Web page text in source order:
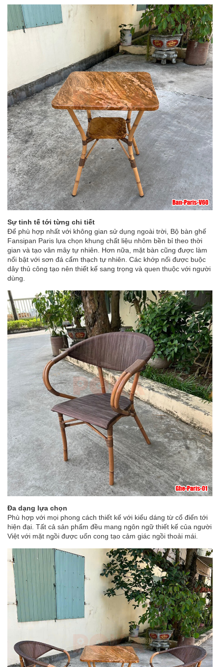
Sự tinh tế tới từng chi tiết
Để phù hợp nhất với không gian sử dụng ngoài trời, Bộ bàn ghế
Fansipan Paris lựa chọn khung chất liệu nhôm bền bỉ theo thời
gian và tạo vân mây tự nhiên. Hơn nữa, mặt bàn cũng được làm
nổi bật với sơn đá cẩm thạch tự nhiên. Các khớp nối được buộc
dây thủ công tạo nên thiết kế sang trọng và quen thuộc với người
dùng.
Đa dạng lựa chọn
Phù hợp với mọi phong cách thiết kế với kiểu dáng từ cổ điển tới
hiện đại. Tất cả sản phẩm đều mang ngôn ngữ thiết kế của người
Việt với mặt ngồi được uốn cong tạo cảm giác ngồi thoải mái.